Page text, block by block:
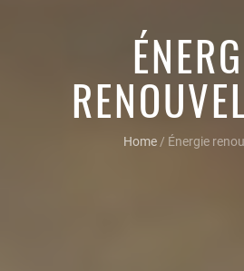
Home/ Énergie